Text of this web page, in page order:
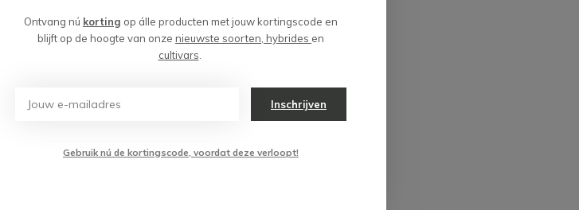
ook prachtig in het zonlicht. Vanuit
landt op de druppel zal het insect
langzaam oprollen en daarmee het
insecten, dit inclusief fruitvliegjes
vangen ze dus absoluut niet uit de
pitstop te maken. Dit kan vooral in de
Ontvang nú korting op álle producten met jouw kortingscode en
blijft op de hoogte van onze nieuwste soorten, hybrides en
cultivars
Inschrijven
Gebruik nú de kortingscode, voordat deze verloopt!